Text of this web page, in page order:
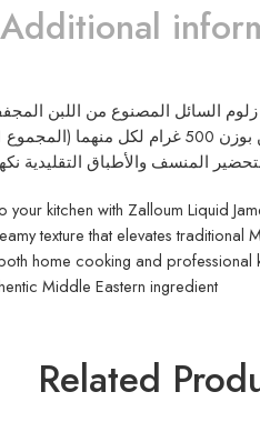
Additional
للمطبخ الأردني مع جميد زلوم السائل
التقليدية نكهة غنية وحامضة
kitchen with Zalloum Liquid
texture that elevates
home cooking and
Middle Eastern ingredient
Related